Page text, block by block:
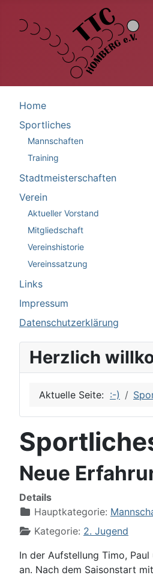
Home
Sportliches
Mannschaften
Training
Stadtmeisterschaften
Verein
Aktueller Vorstand
Mitgliedschaft
Vereinshistorie
Vereinssatzung
Links
Impressum
Datenschutzerklärung
Herzlich
Aktuelle Seite: :-)
Neue
Details
Hauptkategorie:
Kategorie: 2. Jugend
In der Aufstellung Timo,
an. Nach dem Saisonstart